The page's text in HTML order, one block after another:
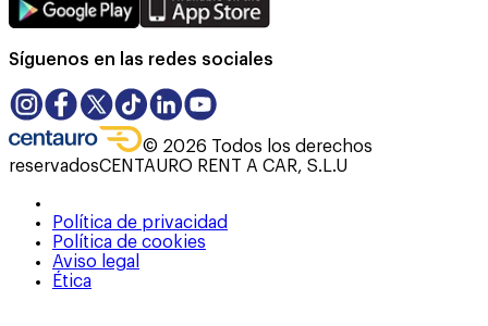
Síguenos en las redes sociales
© 2026 Todos los derechos
reservadosCENTAURO RENT A CAR, S.L.U
Política de privacidad
Política de cookies
Aviso legal
Ética